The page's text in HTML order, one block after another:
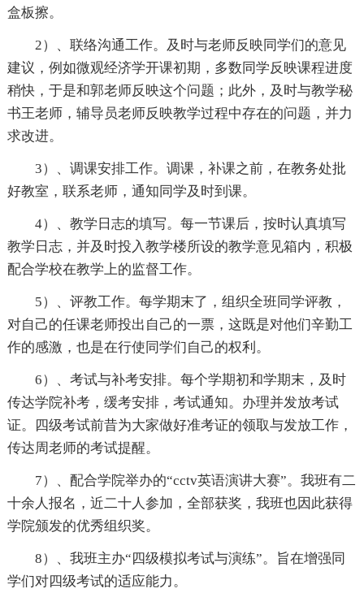
盒板擦。
2）、联络沟通工作。及时与老师反映同学们的意见
建议，例如微观经济学开课初期，多数同学反映课程进度
稍快，于是和郭老师反映这个问题；此外，及时与教学秘
书王老师，辅导员老师反映教学过程中存在的问题，并力
求改进。
3）、调课安排工作。调课，补课之前，在教务处批
好教室，联系老师，通知同学及时到课。
4）、教学日志的填写。每一节课后，按时认真填写
教学日志，并及时投入教学楼所设的教学意见箱内，积极
配合学校在教学上的监督工作。
5）、评教工作。每学期末了，组织全班同学评教，
对自己的任课老师投出自己的一票，这既是对他们辛勤工
作的感激，也是在行使同学们自己的权利。
6）、考试与补考安排。每个学期初和学期末，及时
传达学院补考，缓考安排，考试通知。办理并发放考试
证。四级考试前昔为大家做好准考证的领取与发放工作，
传达周老师的考试提醒。
7）、配合学院举办的“cctv英语演讲大赛”。我班有二
十余人报名，近二十人参加，全部获奖，我班也因此获得
学院颁发的优秀组织奖。
8）、我班主办“四级模拟考试与演练”。旨在增强同
学们对四级考试的适应能力。